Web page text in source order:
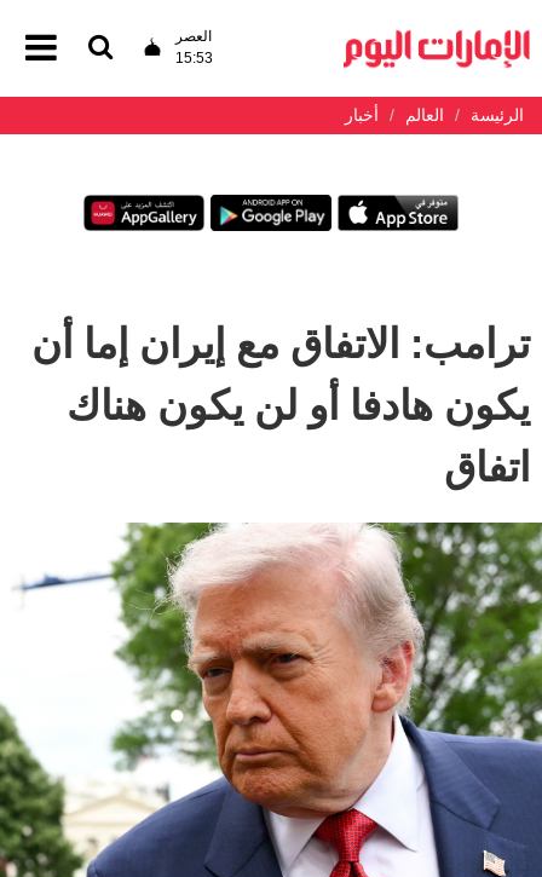
العصر
15:53
الرئيسة العالم أخبار
ترامب: الاتفاق مع إيران إما أن
يكون هادفا أو لن يكون هناك
اتفاق